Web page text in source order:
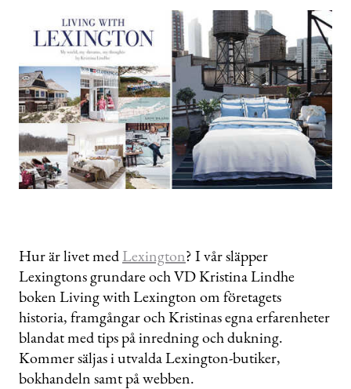
Hur är livet medLexington? I vår släpper
Lexingtons grundare och VD Kristina Lindhe
boken Living with Lexington om företagets
historia, framgångar och Kristinas egna erfarenheter
blandat med tips på inredning och dukning.
Kommer säljas i utvalda Lexington-butiker,
bokhandeln samt på webben.